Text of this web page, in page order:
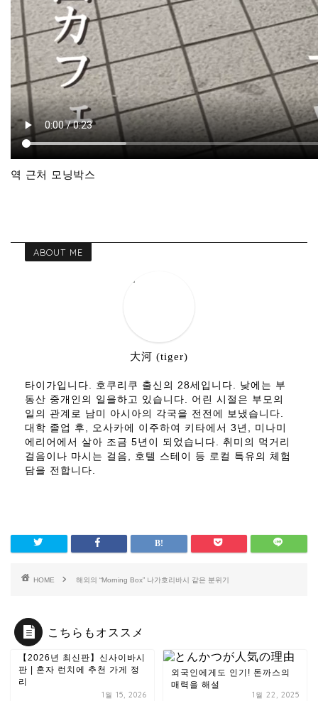
역 근처 모닝박스
ABOUT ME
大河 (tiger)
타이가입니다. 호쿠리쿠 출신의 28세입니다. 낮에는 부
동산 중개인의 일을하고 있습니다. 어린 시절은 부모의
일의 관계로 남미 아시아의 각국을 전전에 보냈습니다.
대학 졸업 후, 오사카에 이주하여 키타에서 3년, 미나미
에리어에서 살아 조금 5년이 되었습니다. 취미의 먹거리
걸음이나 마시는 걸음, 호텔 스테이 등 로컬 특유의 체험
담을 전합니다.
HOME 해외의 “Morning Box” 나가호리바시 같은 분위기
こちらもオススメ
【2026년 최신판】신사이바시
판 | 혼자 런치에 추천 가게 정
리
1월 15, 2026
외국인에게도 인기! 돈까스의
매력을 해설
1월 22, 2025